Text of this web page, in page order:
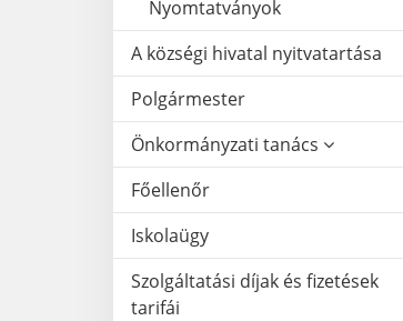
Nyomtatványok
A községi hivatal nyitvatartása
Polgármester
Önkormányzati tanács
Főellenőr
Iskolaügy
Szolgáltatási díjak és fizetések
tarifái